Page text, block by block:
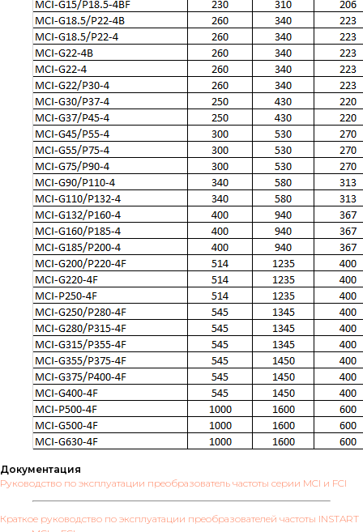
Документация
Руководство по эксплуатации преобразователь частоты серии MCI и FCI
Краткое руководство по эксплуатации преобразователей частоты INSTART